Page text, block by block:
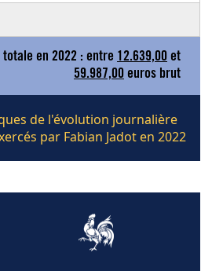
totale en 2022 : entre 12.639,00 et
59.987,00 euros brut
de l'évolution journalière
par Fabian Jadot en 2022